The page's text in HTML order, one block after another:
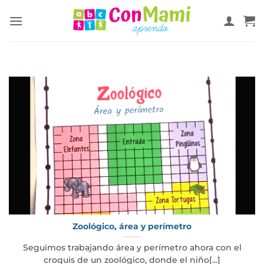
Zoológico, área y perímetro
Seguimos trabajando área y perímetro ahora con el
croquis de un zoológico, donde el niño[...]